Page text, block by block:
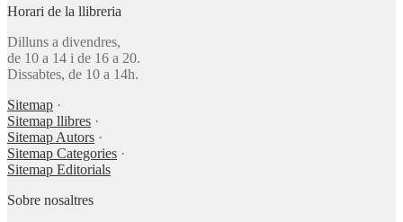
Horari de la llibreria
Dilluns a divendres,
de 10 a 14 i de 16 a 20.
Dissabtes, de 10 a 14h.
Sitemap ·
Sitemap llibres ·
Sitemap Autors ·
Sitemap Categories ·
Sitemap Editorials
Sobre nosaltres